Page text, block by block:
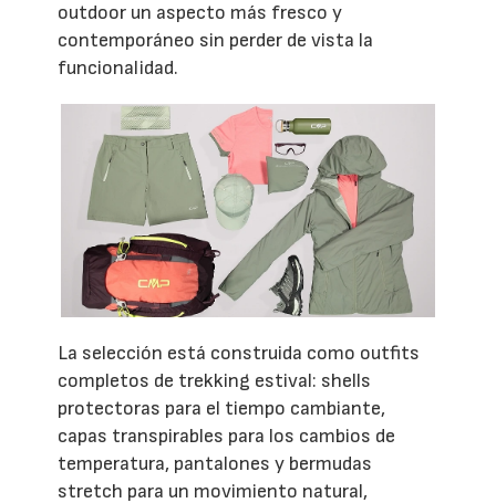
outdoor un aspecto más fresco y
contemporáneo sin perder de vista la
funcionalidad.
La selección está construida como outfits
completos de trekking estival: shells
protectoras para el tiempo cambiante,
capas transpirables para los cambios de
temperatura, pantalones y bermudas
stretch para un movimiento natural,